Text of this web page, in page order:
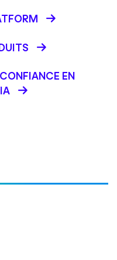
EN